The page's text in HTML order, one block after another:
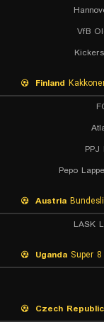
VfB
Finland
PPJ
Pepo
Austria
LASK
Uganda Super 8
Czech Republic